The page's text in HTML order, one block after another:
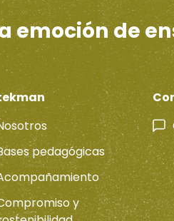
emoción de
pedagógicas
y